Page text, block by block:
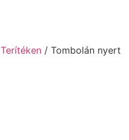
Terítéken / Tombolán nyert